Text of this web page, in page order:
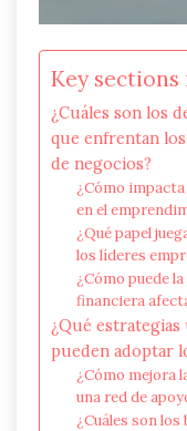
Key
¿Cuáles son los
que enfrentan
de negocios?
¿Cómo
en el
¿Qué papel
los líderes
¿Cómo puede
financiera
¿Qué
pueden adoptar
¿Cómo mejora
una red de
¿Cuáles son